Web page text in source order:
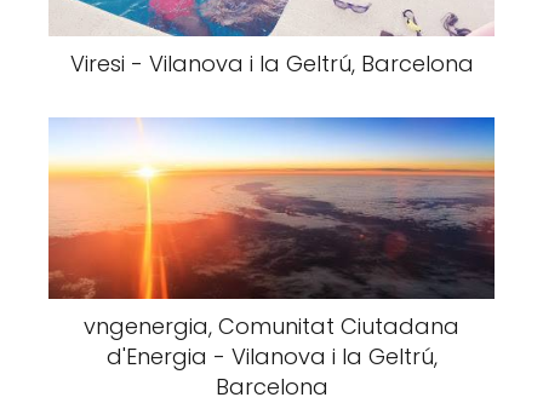
Viresi - Vilanova i la Geltrú, Barcelona
vngenergia, Comunitat Ciutadana
d'Energia - Vilanova i la Geltrú,
Barcelona